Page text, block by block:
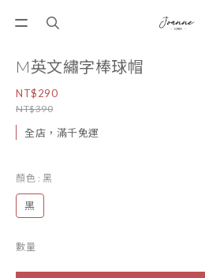
M英文繡字棒球帽
NT$290
NT$390
全店，滿千免運
顏色 : 黑
黑
數量